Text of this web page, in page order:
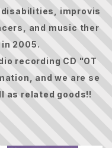
improvis
and music ther
2005.
recording CD "OT
and we are se
as related goods!!